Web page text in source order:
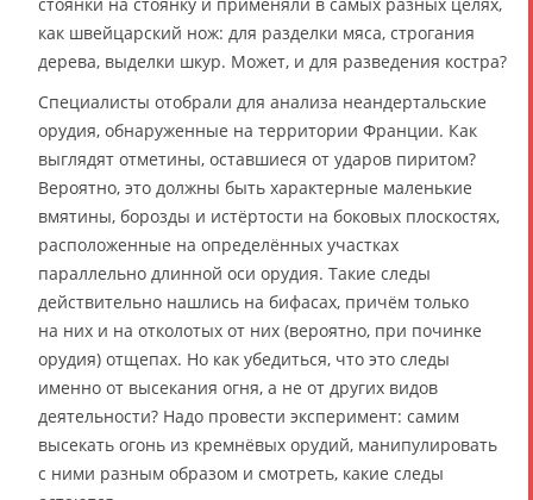
как швейцарский нож: для разделки мяса, строгания
дерева, выделки шкур. Может, и для разведения костра?
Специалисты отобрали для анализа неандертальские
орудия, обнаруженные на территории Франции. Как
выглядят отметины, оставшиеся от ударов пиритом?
Вероятно, это должны быть характерные маленькие
вмятины, борозды и истёртости на боковых плоскостях,
расположенные на определённых участках
параллельно длинной оси орудия. Такие следы
действительно нашлись на бифасах, причём только
на них и на отколотых от них (вероятно, при починке
орудия) отщепах. Но как убедиться, что это следы
именно от высекания огня, а не от других видов
деятельности? Надо провести эксперимент: самим
высекать огонь из кремнёвых орудий, манипулировать
с ними разным образом и смотреть, какие следы